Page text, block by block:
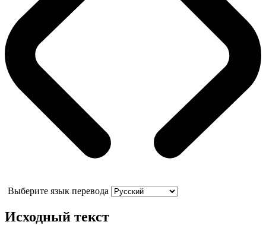
Выберите язык перевода
Исходный текст